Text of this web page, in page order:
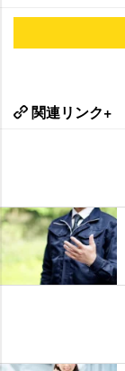
関連リンク+